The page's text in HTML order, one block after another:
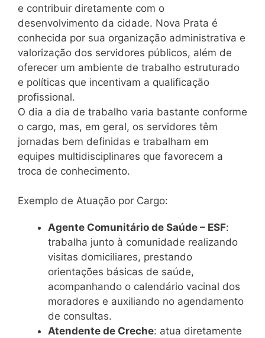
e contribuir diretamente com o
desenvolvimento da cidade. Nova Prata é
conhecida por sua organização administrativa e
valorização dos servidores públicos, além de
oferecer um ambiente de trabalho estruturado
e políticas que incentivam a qualificação
profissional.
O dia a dia de trabalho varia bastante conforme
o cargo, mas, em geral, os servidores têm
jornadas bem definidas e trabalham em
equipes multidisciplinares que favorecem a
troca de conhecimento.
Exemplo de Atuação por Cargo:
Agente Comunitário de Saúde – ESF:
trabalha junto à comunidade realizando
visitas domiciliares, prestando
orientações básicas de saúde,
acompanhando o calendário vacinal dos
moradores e auxiliando no agendamento
de consultas.
Atendente de Creche: atua diretamente